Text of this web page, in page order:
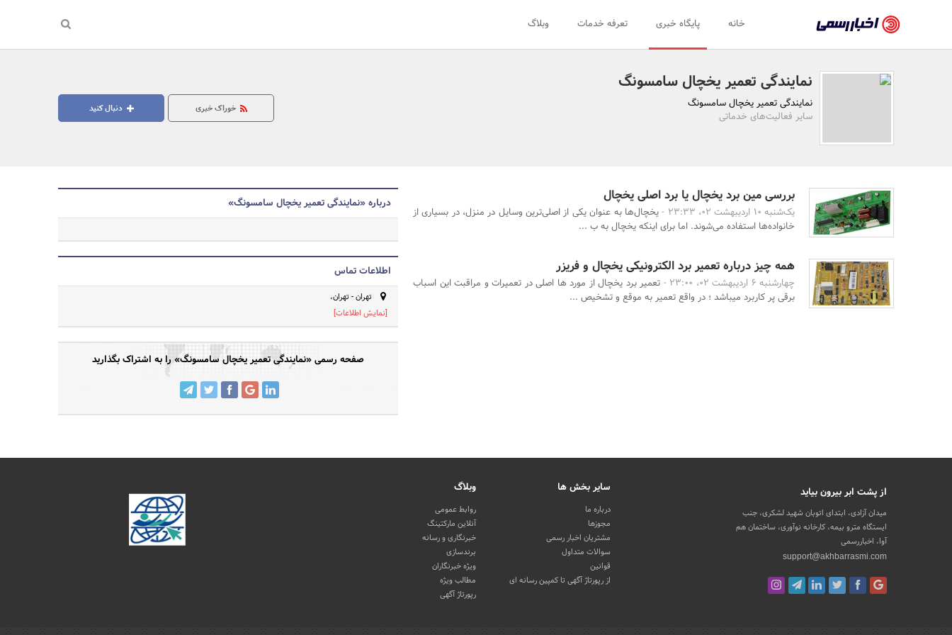
رسمی
-
اخبار
تایید
سازمان‌ها
و
روابط
عمومی‌ها
خانه پایگاه خبری تعرفه خدمات وبلاگ
نمایندگی تعمیر یخچال سامسونگ
نمایندگی تعمیر یخچال سامسونگ
سایر فعالیت‌های خدماتی
دنبال کنید خوراک خبری
بررسی مین برد یخچال یا برد اصلی یخچال
یک‌شنبه 10 اردیبهشت 02، 23:33 -
یخچال‌ها به عنوان یکی از اصلی‌ترین وسایل در منزل، در بسیاری از
خانواده‌ها استفاده می‌شوند. اما برای اینکه یخچال به ب ...
همه چیز درباره تعمیر برد الکترونیکی یخچال و فریزر
چهارشنبه 6 اردیبهشت 02، 23:00 -
تعمیر برد یخچال از مورد ها اصلی در تعمیرات و مراقبت این اسباب
برقی پر کاربرد میباشد ؛ در واقع تعمیر به موقع و تشخیص ...
درباره «نمایندگی تعمیر یخچال سامسونگ»
اطلاعات تماس
تهران - تهران،
[نمایش اطلاعات]
صفحه رسمی «نمایندگی تعمیر یخچال سامسونگ» را به اشتراک بگذارید
از پشت ابر بیرون بیاید
میدان آزادی، ابتدای اتوبان شهید لشکری، جنب
ایستگاه مترو بیمه، کارخانه نوآوری، ساختمان هم
آوا، اخباررسمی
support@akhbarrasmi.com
سایر بخش ها
درباره ما
مجوزها
مشتریان اخبار رسمی
سوالات متداول
قوانین
از رپورتاژ آگهی تا کمپین رسانه ای
وبلاگ
روابط عمومی
آنلاین مارکتینگ
خبرنگاری و رسانه
برندسازی
ویژه خبرنگاران
مطالب ویژه
رپورتاژ آگهی